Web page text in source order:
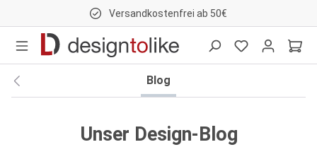
Versandkostenfrei ab 50€
Blog
Unser Design-Blog